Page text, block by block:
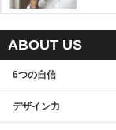
ABOUT US
6つの自信
デザイン力